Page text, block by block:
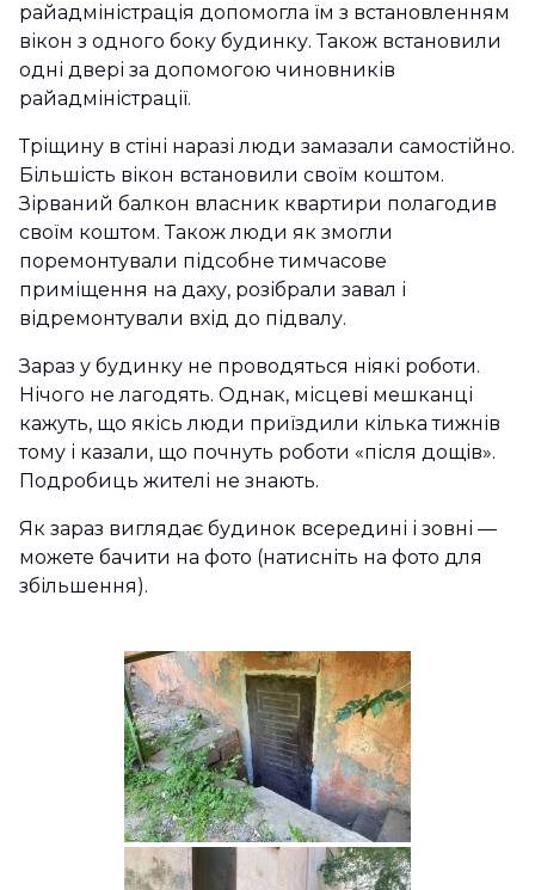
райадміністрація допомогла їм з встановленням
вікон з одного боку будинку. Також встановили
одні двері за допомогою чиновників
райадміністрації.
Тріщину в стіні наразі люди замазали самостійно.
Більшість вікон встановили своїм коштом.
Зірваний балкон власник квартири полагодив
своїм коштом. Також люди як змогли
поремонтували підсобне тимчасове
приміщення на даху, розібрали завал і
відремонтували вхід до підвалу.
Зараз у будинку не проводяться ніякі роботи.
Нічого не лагодять. Однак, місцеві мешканці
кажуть, що якісь люди приїздили кілька тижнів
тому і казали, що почнуть роботи «після дощів».
Подробиць жителі не знають.
Як зараз виглядає будинок всередині і зовні —
можете бачити на фото (натисніть на фото для
збільшення).